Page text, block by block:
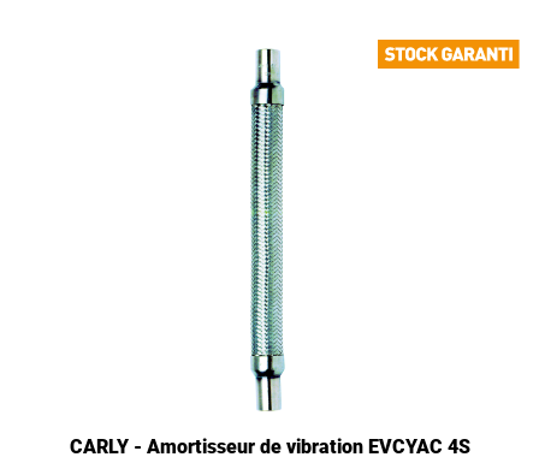
CARLY - Amortisseur de vibration EVCYAC 4S